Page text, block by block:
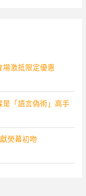
場激抵限定優惠
是「語言偽術」高手
熒幕初吻